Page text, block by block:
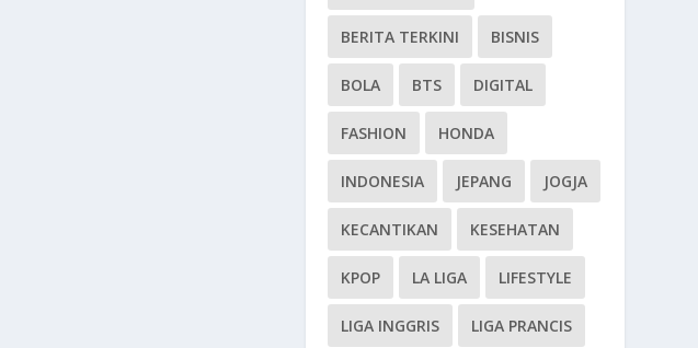
BERITA TERKINI BISNIS
BOLA BTS DIGITAL
FASHION HONDA
INDONESIA JEPANG JOGJA
KECANTIKAN KESEHATAN
KPOP LA LIGA LIFESTYLE
LIGA INGGRIS LIGA PRANCIS